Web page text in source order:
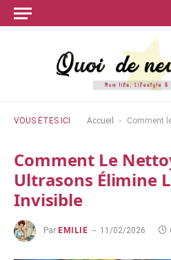
VOUS ÊTES ICI Accueil - Comment le
Comment Le
Ultrasons Élimine
Invisible
Par EMILIE 11/02/2026